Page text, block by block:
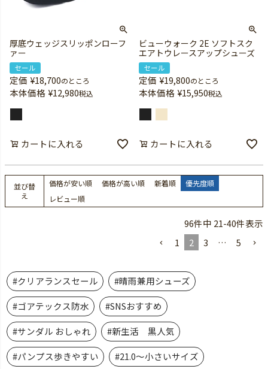
厚底ウェッジスリッポンローフ
ァー
セール
定価 ¥18,700のところ
本体価格 ¥12,980税込
カートに入れる
ビューウォーク 2E ソフトスク
エアトウレースアップシューズ
セール
定価 ¥19,800のところ
本体価格 ¥15,950税込
カートに入れる
並び替
え
価格が安い順 価格が高い順 新着順
優先度順
レビュー順
96件中 21-40件表示
1
2 3 … 5
#クリアランスセール #晴雨兼用シューズ
#ゴアテックス防水 #SNSおすすめ
#サンダル おしゃれ #新生活 黒人気
#パンプス歩きやすい #21.0～小さいサイズ